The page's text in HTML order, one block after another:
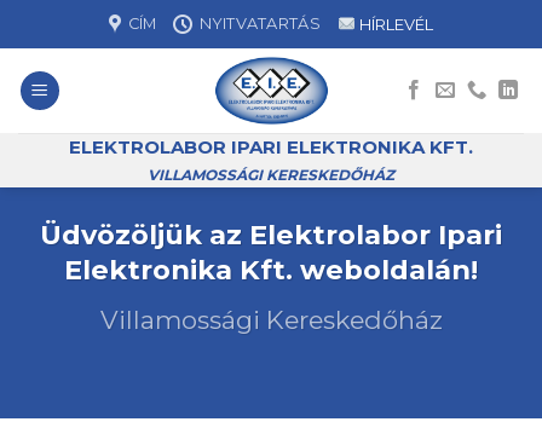
to
content
CÍM NYITVATARTÁS HÍRLEVÉL
ELEKTROLABOR IPARI ELEKTRONIKA KFT.
VILLAMOSSÁGI KERESKEDŐHÁZ
Üdvözöljük az Elektrolabor Ipari
Elektronika Kft. weboldalán!
Villamossági Kereskedőház